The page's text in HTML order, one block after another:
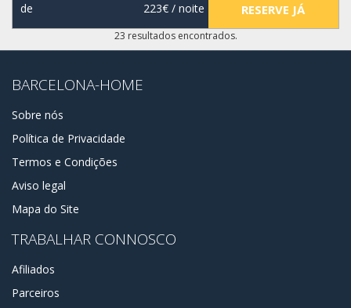
de 223€/ noite RESERVE JÁ
23 resultados encontrados.
BARCELONA-HOME
Sobre nós
Política de Privacidade
Termos e Condições
Aviso legal
Mapa do Site
TRABALHAR CONNOSCO
Afiliados
Parceiros